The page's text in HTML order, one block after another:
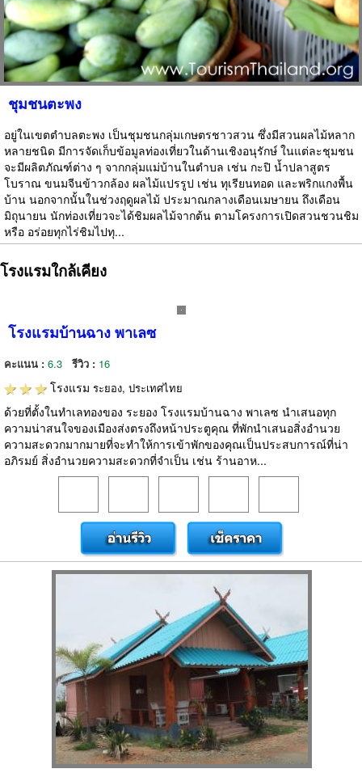
ชุมชนตะพง
อยู่ในเขตตำบลตะพง เป็นชุมชนกลุ่มเกษตรชาวสวน ซึ่งมีสวนผลไม้หลาก
หลายชนิด มีการจัดเก็บข้อมูลท่องเที่ยวในด้านเชิงอนุรักษ์ ในแต่ละชุมชน
จะมีผลิตภัณฑ์ต่าง ๆ จากกลุ่มแม่บ้านในตำบล เช่น กะปิ น้ำปลาสูตร
โบราณ ขนมจีนข้าวกล้อง ผลไม้แปรรูป เช่น ทุเรียนทอด และพริกแกงพื้น
บ้าน นอกจากนั้นในช่วงฤดูผลไม้ ประมาณกลางเดือนเมษายน ถึงเดือน
มิถุนายน นักท่องเที่ยวจะได้ชิมผลไม้จากต้น ตามโครงการเปิดสวนชวนชิม
หรือ อร่อยทุกไร่ชิมไปทุ...
โรงแรมใกล้เคียง
โรงแรมบ้านฉาง พาเลซ
คะแนน : 6.3 รีวิว : 16
โรงแรม ระยอง, ประเทศไทย
ด้วยที่ตั้งในทำเลทองของ ระยอง โรงแรมบ้านฉาง พาเลซ นำเสนอทุก
ความน่าสนใจของเมืองส่งตรงถึงหน้าประตูคุณ ที่พักนำเสนอสิ่งอำนวย
ความสะดวกมากมายที่จะทำให้การเข้าพักของคุณเป็นประสบการณ์ที่น่า
อภิรมย์ สิ่งอำนวยความสะดวกที่จำเป็น เช่น ร้านอาห...